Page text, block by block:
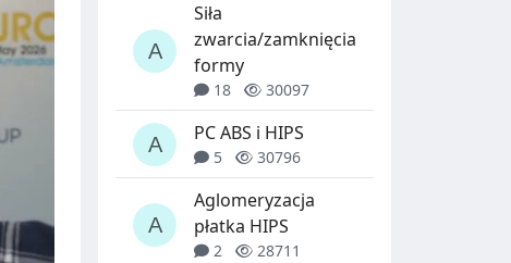
Siła
zwarcia/zamknięcia
formy
18 30097
PC ABS i HIPS
5 30796
Aglomeryzacja
płatka HIPS
2 28711